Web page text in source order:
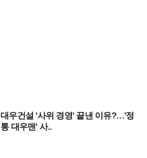
대우건설 '사위 경영' 끝낸 이유?…'정
통 대우맨' 사..